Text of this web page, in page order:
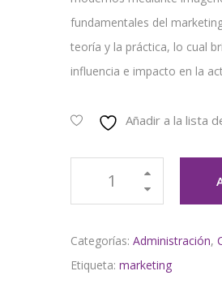
fundamentales del
teoría y la práctica, lo cual
influencia e impacto en la
Añadir a la lista
Categorías: Administración,
Etiqueta: marketing